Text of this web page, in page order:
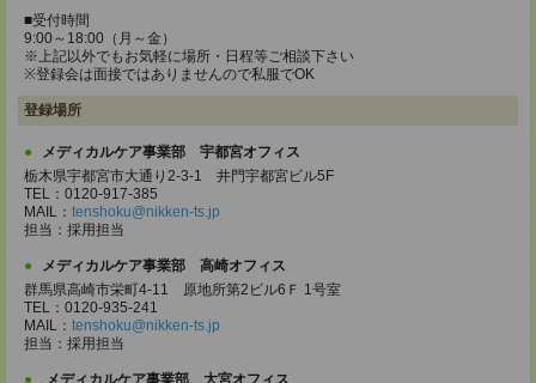
■受付時間
9:00～18:00（月～金）
※上記以外でもお気軽に場所・日程等ご相談下さい
※登録会は面接ではありませんので私服でOK
登録場所
メディカルケア事業部 宇都宮オフィス
栃木県宇都宮市大通り2-3-1 井門宇都宮ビル5F
TEL：0120-917-385
MAIL： tenshoku@nikken-ts.jp
担当：採用担当
メディカルケア事業部 高崎オフィス
群馬県高崎市栄町4-11 原地所第2ビル6Ｆ 1号室
TEL：0120-935-241
MAIL： tenshoku@nikken-ts.jp
担当：採用担当
メディカルケア事業部 大宮オフィス